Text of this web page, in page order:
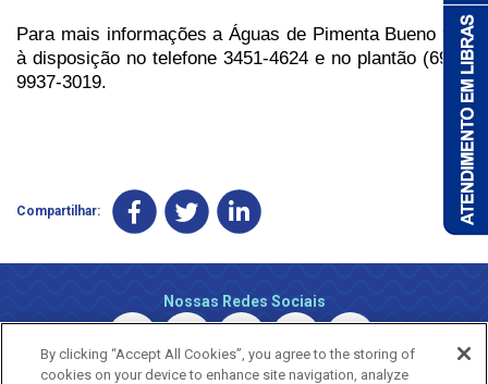
Para mais informações a Águas de Pimenta Bueno fica
à disposição no telefone 3451-4624 e no plantão (69) 9
9937-3019.
Compartilhar:
Nossas Redes Sociais
By clicking “Accept All Cookies”, you agree to the storing of
cookies on your device to enhance site navigation, analyze